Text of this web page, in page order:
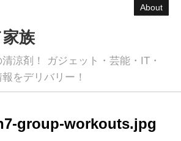
About
族
涼剤！ ガジェット・芸能・IT・
をデリバリー！
group-workouts.jpg